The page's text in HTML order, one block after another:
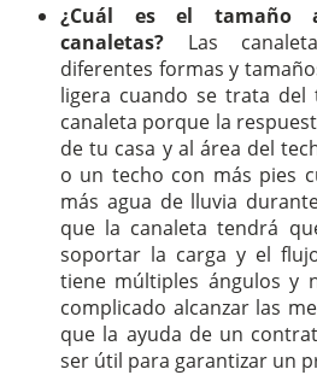
¿Cuál es el tamaño
canaletas? Las
diferentes formas y
ligera cuando se trata
canaleta porque la
de tu casa y al área del
o un techo con más pies
más agua de lluvia
que la canaleta tendrá
soportar la carga y el
tiene múltiples ángulos y
complicado alcanzar las
que la ayuda de un
ser útil para garantizar un